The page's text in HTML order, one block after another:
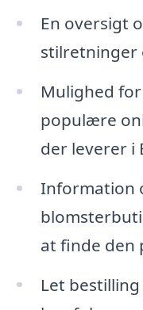
En oversigt
stilretninger
Mulighed
populære
der leverer i
Information
at finde den
Let